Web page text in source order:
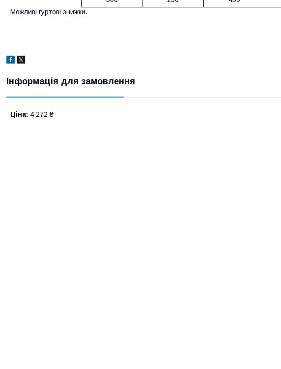
Можливі гуртові знижки.
Інформація для замовлення
Ціна: 4 272 ₴